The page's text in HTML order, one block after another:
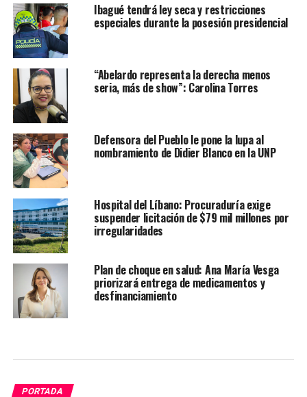
Ibagué tendrá ley seca y restricciones
especiales durante la posesión presidencial
“Abelardo representa la derecha menos
seria, más de show”: Carolina Torres
Defensora del Pueblo le pone la lupa al
nombramiento de Didier Blanco en la UNP
Hospital del Líbano: Procuraduría exige
suspender licitación de $79 mil millones por
irregularidades
Plan de choque en salud: Ana María Vesga
priorizará entrega de medicamentos y
desfinanciamiento
PORTADA